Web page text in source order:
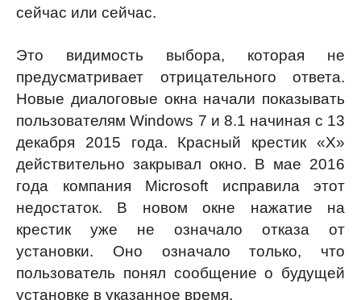
сейчас или сейчас.
Это видимость выбора, которая не
предусматривает отрицательного ответа.
Новые диалоговые окна начали показывать
пользователям Windows 7 и 8.1 начиная с 13
декабря 2015 года. Красный крестик «Х»
действительно закрывал окно. В мае 2016
года компания Microsoft исправила этот
недостаток. В новом окне нажатие на
крестик уже не означало отказа от
установки. Оно означало только, что
пользователь понял сообщение о будущей
установке в указанное время.